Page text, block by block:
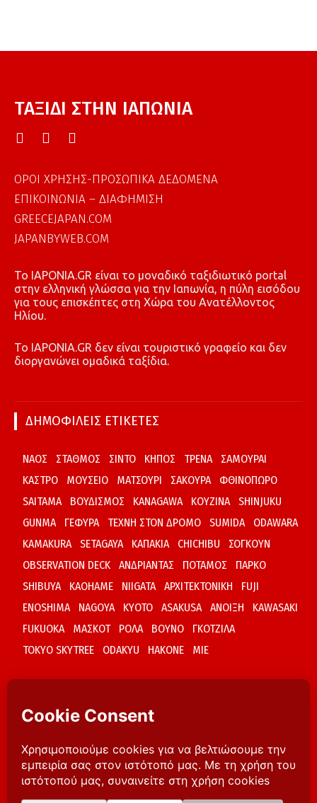
ΤΑΞΙΔΙ ΣΤΗΝ ΙΑΠΩΝΙΑ
ΟΡΟΙ ΧΡΗΣΗΣ-ΠΡΟΣΩΠΙΚΑ ΔΕΔΟΜΕΝΑ
ΕΠΙΚΟΙΝΩΝΙΑ – ΔΙΑΦΗΜΙΣΗ
GREECEJAPAN.COM
JAPANBYWEB.COM
To IAPONIA.GR είναι το μοναδικό ταξιδιωτικό portal
στην ελληνική γλώσσα για την Ιαπωνία, η πύλη εισόδου
για τους επισκέπτες στη Χώρα του Ανατέλλοντος
Ηλίου.
To IAPONIA.GR δεν είναι τουριστικό γραφείο και δεν
διοργανώνει ομαδικά ταξίδια.
ΔΗΜΟΦΙΛΕΙΣ ΕΤΙΚΕΤΕΣ
ΝΑΟΣ ΣΤΑΘΜΟΣ ΣΙΝΤΟ ΚΗΠΟΣ ΤΡΕΝΑ
ΣΑΜΟΥΡΑΙ
ΚΑΣΤΡΟ
ΜΟΥΣΕΙΟ ΜΑΤΣΟΥΡΙ ΣΑΚΟΥΡΑ
ΦΘΙΝΟΠΩΡΟ
SAITAMA
ΒΟΥΔΙΣΜΟΣ KANAGAWA ΚΟΥΖΙΝΑ
SHINJUKU
GUNMA
ΓΕΦΥΡΑ ΤΕΧΝΗ ΣΤΟΝ ΔΡΟΜΟ SUMIDA
ODAWARA
KAMAKURA
SETAGAYA ΚΑΠΑΚΙΑ CHICHIBU
ΣΟΓΚΟΥΝ
OBSERVATION DECK
ΑΝΔΡΙΑΝΤΑΣ ΠΟΤΑΜΟΣ
ΠΑΡΚΟ
SHIBUYA
KAOHAME NIIGATA ΑΡΧΙΤΕΚΤΟΝΙΚΗ
FUJI
ENOSHIMA
NAGOYA KYOTO ASAKUSA ΑΝΟΙΞΗ
KAWASAKI
FUKUOKA
ΜΑΣΚΟΤ ΡΟΛΑ ΒΟΥΝΟ
ΓΚΟΤΖΙΛΑ
TOKYO SKYTREE
ODAKYU HAKONE MIE